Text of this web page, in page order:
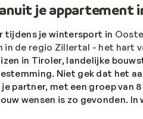
je appartement
tijdens je wintersport in
de regio Zillertal - het hart
in Tiroler, landelijke
Niet gek dat het
partner, met een groep van
wensen is zo gevonden. In